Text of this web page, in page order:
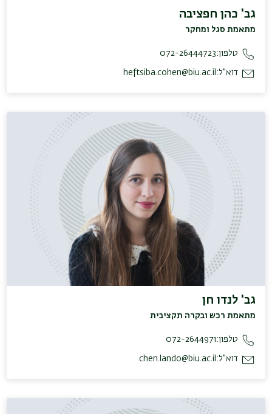
גב' כהן חפציבה
מתאמת סגל ומחקר
טלפון:072-26444723
דוא"ל: heftsiba.cohen@biu.ac.il
גב' לנדו חן
מתאמת רכש ובקרה תקציבית
טלפון:072-2644971
דוא"ל: chen.lando@biu.ac.il